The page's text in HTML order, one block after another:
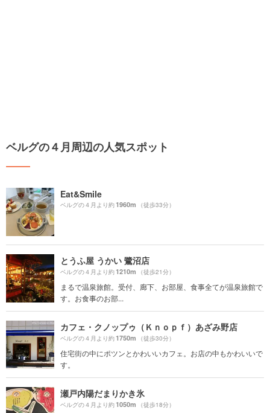
ベルグの４月周辺の人気スポット
Eat&Smile
ベルグの４月より約1960m （徒歩33分）
とうふ屋 うかい 鷺沼店
ベルグの４月より約1210m （徒歩21分）
まるで温泉旅館。受付、廊下、お部屋、食事全てが温泉旅館で
す。お食事のお部...
カフェ・クノップゥ（Ｋｎｏｐｆ）あざみ野店
ベルグの４月より約1750m （徒歩30分）
住宅街の中にポツンとかわいいカフェ。お店の中もかわいいで
す。
瀬戸内陽だまりかき氷
ベルグの４月より約1050m （徒歩18分）